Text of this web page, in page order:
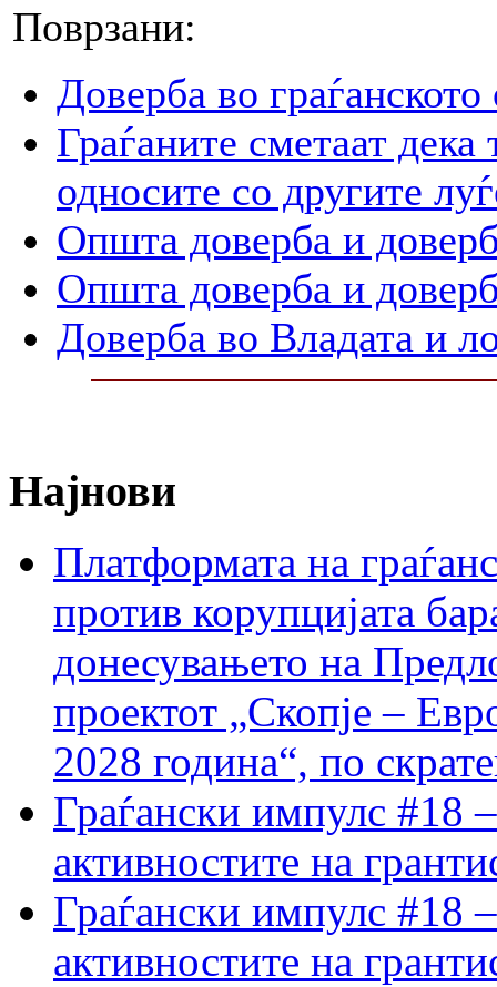
Поврзани:
Доверба во
Граѓаните сметаат
односите со другите
Општа доверба и
Општа доверба и
Доверба во Владата и
Најнови
Платформата на
против корупцијата
донесувањето на
проектот „Скопје –
2028 година“, по
Граѓански импулс #18
активностите на
Граѓански импулс #18
активностите на